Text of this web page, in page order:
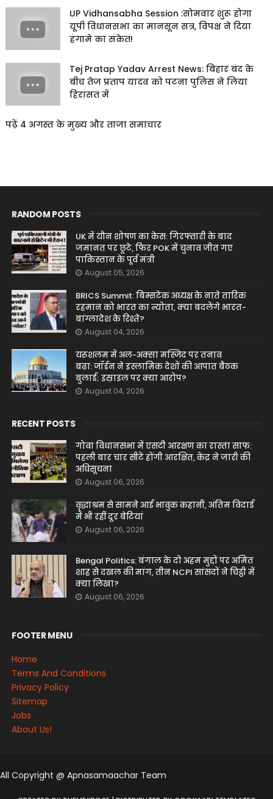
UP Vidhansabha Session :सोमवार शुरू होगा
यूपी विधानसभा का मानसून सत्र, विपक्ष ने दिया
हंगामे का संकेत!
Tej Pratap Yadav Arrest News: बिहार बंद के
बीच तेज प्रताप यादव को पटना पुलिस ने लिया
हिरासत में
पढ़ें 4 अगस्त के मुख्य और ताजा समाचार
RANDOM POSTS
UK में यौन शोषण का केस: गिरफ्तारी के बाद
जमानत पर छूटे, फिर POK में चुनाव जीत गए
पाकिस्तान के पूर्व मंत्री
August 05, 2026
BRICS Summit: बिम्सटेक अध्यक्ष के नाते तारिक
रहमान को भारत का न्योता, क्या बदलेंगे भारत-
बांग्लादेश के रिश्ते?
August 04, 2026
यरूशलम में अल-अक्सा मस्जिद पर तनाव
बढ़ा: जॉर्डन ने इस्लामिक देशों की आपात बैठक
बुलाई; इस्राइल पर क्या आरोप?
August 04, 2026
RECENT POSTS
गोवा विधानसभा में एसटी आरक्षण का रास्ता साफ:
पहली बार चार सीटें होंगी आरक्षित, केंद्र ने जारी की
अधिसूचना
August 06, 2026
वृद्धाश्रम से सामने आई भावुक कहानी, अंतिम विदाई
में भी रहीं दूर बेटियां
August 06, 2026
Bengal Politics: बंगाल के दो अहम मुद्दों पर अमित
शाह से दखल की मांग, तीन NCPI सांसदों ने चिट्ठी में
क्या लिखा?
August 06, 2026
FOOTER MENU
Home
Terms And Conditions
Privacy Policy
Sitemap
Jobs
About Us!
All Copyright @ Apnasamaachar Team